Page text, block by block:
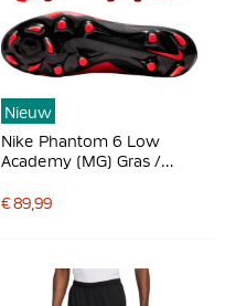
Nieuw
Nike Phantom 6 Low
Academy (MG) Gras /
Voetbalschoenen Zwart
€ 89,99